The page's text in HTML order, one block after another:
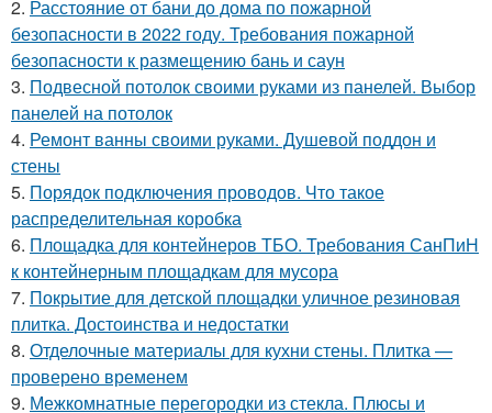
2. Расстояние от бани до дома по пожарной
безопасности в 2022 году. Требования пожарной
безопасности к размещению бань и саун
3. Подвесной потолок своими руками из панелей. Выбор
панелей на потолок
4. Ремонт ванны своими руками. Душевой поддон и
стены
5. Порядок подключения проводов. Что такое
распределительная коробка
6. Площадка для контейнеров ТБО. Требования СанПиН
к контейнерным площадкам для мусора
7. Покрытие для детской площадки уличное резиновая
плитка. Достоинства и недостатки
8. Отделочные материалы для кухни стены. Плитка —
проверено временем
9. Межкомнатные перегородки из стекла. Плюсы и